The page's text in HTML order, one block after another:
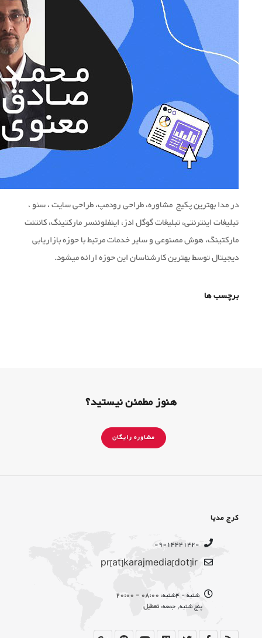
در مدا بهترین پکیج مشاوره، طراحی رودمپ، طراحی سایت ، سئو ،
تبلیغات اینترنتی، تبلیغات گوگل ادز، اینفلوئنسر مارکتینگ، کانتنت
مارکتینگ، هوش مصنوعی و سایر خدمات مرتبط با حوزه بازاریابی
دیجیتال توسط بهترین کارشناسان این حوزه ارائه میشود.
برچسب ها
هنوز مطمئن نیستید؟
مشاوره رایگان
کرج مدیا
09014441420
pr[at]karajmedia[dot]ir
شنبه - 4شنبه:
08:00 - 20:00
پنج شنبه, جمعه:تعطیل